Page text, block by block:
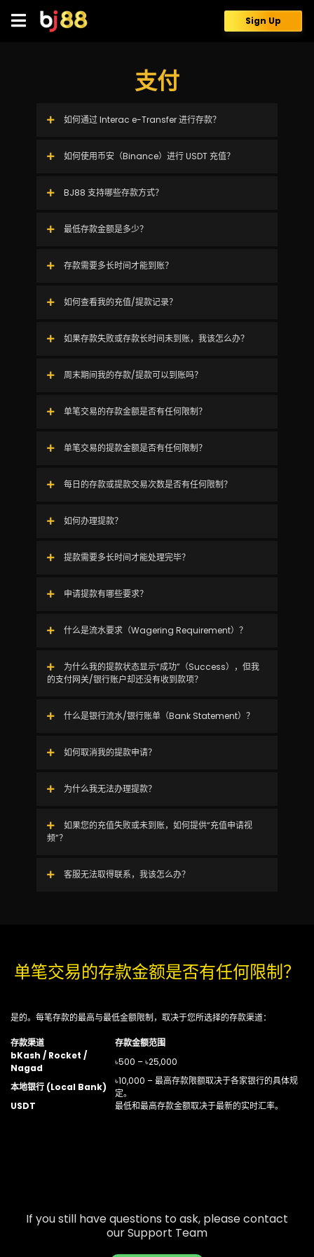
content
Sign Up
支付
如何通过 Interac e-Transfer 进行存款？
如何使用币安（Binance）进行 USDT 充值？
BJ88 支持哪些存款方式？
最低存款金额是多少？
存款需要多长时间才能到账？
如何查看我的充值/提款记录？
如果存款失败或存款长时间未到账，我该怎么办？
周末期间我的存款/提款可以到账吗？
单笔交易的存款金额是否有任何限制？
单笔交易的提款金额是否有任何限制？
每日的存款或提款交易次数是否有任何限制？
如何办理提款？
提款需要多长时间才能处理完毕？
申请提款有哪些要求？
什么是流水要求（Wagering Requirement）？
为什么我的提款状态显示“成功”（Success），但我
的支付网关/银行账户却还没有收到款项？
什么是银行流水/银行账单（Bank Statement）？
如何取消我的提款申请？
为什么我无法办理提款？
如果您的充值失败或未到账，如何提供“充值申请视
频”？
客服无法取得联系，我该怎么办？
单笔交易的存款金额是否有任何限制？
是的。每笔存款的最高与最低金额限制，取决于您所选择的存款渠道：
存款渠道
存款金额范围
bKash / Rocket /
Nagad
৳500 – ৳25,000
本地银行 (Local Bank)
৳10,000 – 最高存款限额取决于各家银行的具体规
定。
USDT
最低和最高存款金额取决于最新的实时汇率。
If you still have questions to ask, please contact
our Support Team